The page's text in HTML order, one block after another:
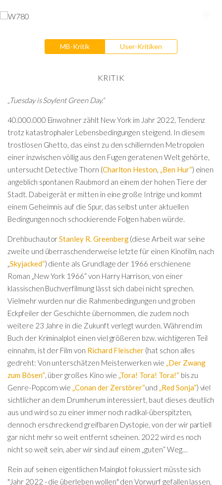
MB-Kritik User-Kritiken
KRITIK
„Tuesday is Soylent Green Day.“
40.000.000 Einwohner zählt New York im Jahr 2022, Tendenz
trotz katastrophaler Lebensbedingungen steigend. In diesem
trostlosen Ghetto, das einst zu den schillernden Metropolen
einer inzwischen völlig aus den Fugen geratenen Welt gehörte,
untersucht Detective Thorn (Charlton Heston „Ben Hur“) einen
angeblich spontanen Raubmord an einem der hohen Tiere der
Stadt. Dabei gerät er mitten in eine große Intrige und kommt
einem Geheimnis auf die Spur, das selbst unter aktuellen
Bedingungen noch schockierende Folgen haben würde.
DrehbuchautorStanley R. Greenberg(diese Arbeit war seine
zweite und überraschenderweise letzte für einen Kinofilm, nach
Skyjacked“) diente als Grundlage der 1966 erschienene
Roman „New York 1966“ von Harry Harrison, von einer
klassischen Buchverfilmung lässt sich dabei nicht sprechen.
Vielmehr wurden nur die Rahmenbedingungen und groben
Eckpfeiler der Geschichte übernommen, die zudem noch
weitere 23 Jahre in die Zukunft verlegt wurden. Während im
Buch der Kriminalplot einen viel größeren bzw. wichtigeren Teil
einnahm, ist der Film von Richard Fleischer (hat schon alles
gedreht: Von unterschätzen Meisterwerken wie „Der Zwang
zum Bösen“, über großes Kino wie „Tora! Tora! Tora!“bis zu
Genre-Popcorn wie „Conan der Zerstörer“und „Red Sonja“) viel
sichtlicher an dem Drumherum interessiert, baut dieses deutlich
aus und wird so zu einer immer noch radikal-überspitzten,
dennoch erschreckend greifbaren Dystopie, von der wir partiell
gar nicht mehr so weit entfernt scheinen. 2022 wird es noch
nicht so weit sein, aber wir sind auf einem „guten“ Weg…
Rein auf seinen eigentlichen Mainplot fokussiert müsste sich
"Jahr 2022 - die überleben wollen" den Vorwurf gefallen lassen,